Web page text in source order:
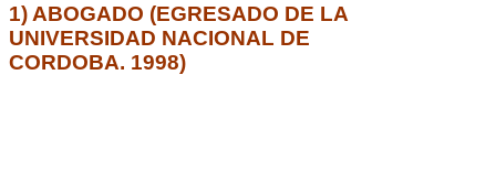
1) ABOGADO (EGRESADO DE LA
UNIVERSIDAD NACIONAL DE
CORDOBA. 1998)